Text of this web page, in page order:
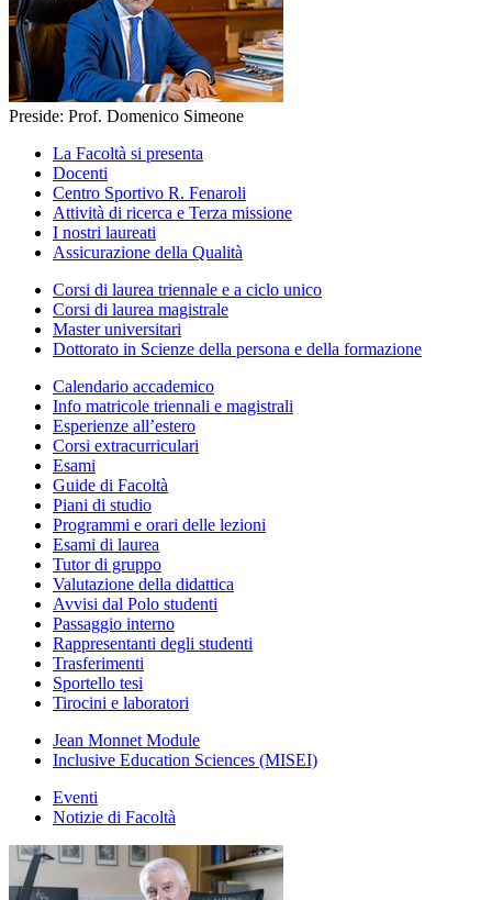
Preside: Prof. Domenico Simeone
La Facoltà si presenta
Docenti
Centro Sportivo R. Fenaroli
Attività di ricerca e Terza missione
I nostri laureati
Assicurazione della Qualità
Corsi di laurea triennale e a ciclo unico
Corsi di laurea magistrale
Master universitari
Dottorato in Scienze della persona e della formazione
Calendario accademico
Info matricole triennali e magistrali
Esperienze all’estero
Corsi extracurriculari
Esami
Guide di Facoltà
Piani di studio
Programmi e orari delle lezioni
Esami di laurea
Tutor di gruppo
Valutazione della didattica
Avvisi dal Polo studenti
Passaggio interno
Rappresentanti degli studenti
Trasferimenti
Sportello tesi
Tirocini e laboratori
Jean Monnet Module
Inclusive Education Sciences (MISEI)
Eventi
Notizie di Facoltà